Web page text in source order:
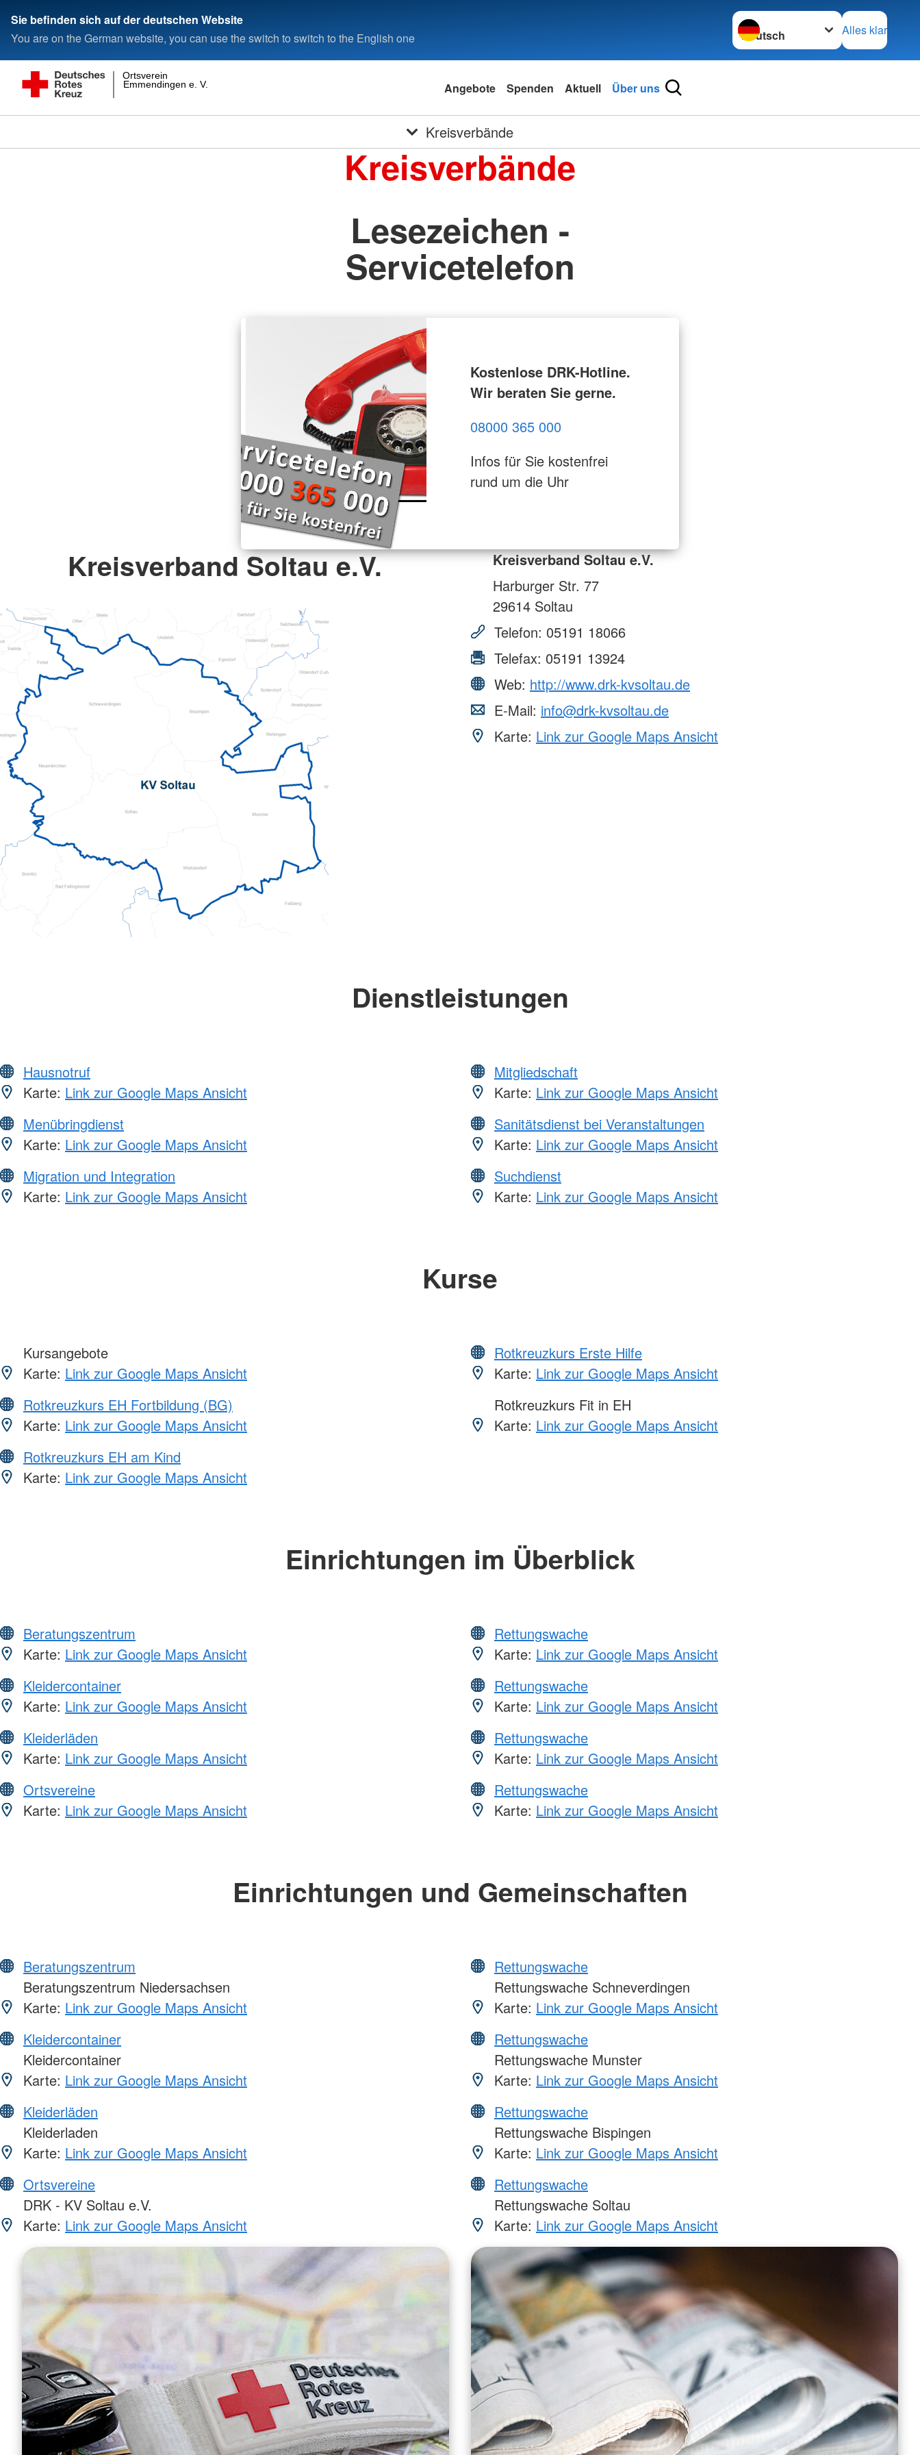
Sie befinden sich auf der deutschen Website
You are on the German website, you can use the switch to switch to the English one
Sprache wechseln zu
Alles klar
Emmendingen e. V.
Ortsverein
Angebote Spenden Aktuell Über uns
Kreisverbände
Kreisverbände
Lesezeichen -
Servicetelefon
Kostenlose DRK-Hotline.
Wir beraten Sie gerne.
08000 365 000
Infos für Sie kostenfrei
rund um die Uhr
Kreisverband Soltau e.V.
Kreisverband Soltau e.V.
Harburger Str. 77
29614 Soltau
Telefon: 05191 18066
Telefax: 05191 13924
Web: http://www.drk-kvsoltau.de
E-Mail: info@drk-kvsoltau.de
Karte: Link zur Google Maps Ansicht
Dienstleistungen
Hausnotruf
Karte: Link zur Google Maps Ansicht
Menübringdienst
Karte: Link zur Google Maps Ansicht
Migration und Integration
Karte: Link zur Google Maps Ansicht
Mitgliedschaft
Karte: Link zur Google Maps Ansicht
Sanitätsdienst bei Veranstaltungen
Karte: Link zur Google Maps Ansicht
Suchdienst
Karte: Link zur Google Maps Ansicht
Kurse
Kursangebote
Karte: Link zur Google Maps Ansicht
Rotkreuzkurs EH Fortbildung (BG)
Karte: Link zur Google Maps Ansicht
Rotkreuzkurs EH am Kind
Karte: Link zur Google Maps Ansicht
Rotkreuzkurs Erste Hilfe
Karte: Link zur Google Maps Ansicht
Rotkreuzkurs Fit in EH
Karte: Link zur Google Maps Ansicht
Einrichtungen im Überblick
Beratungszentrum
Karte: Link zur Google Maps Ansicht
Kleidercontainer
Karte: Link zur Google Maps Ansicht
Kleiderläden
Karte: Link zur Google Maps Ansicht
Ortsvereine
Karte: Link zur Google Maps Ansicht
Rettungswache
Karte: Link zur Google Maps Ansicht
Rettungswache
Karte: Link zur Google Maps Ansicht
Rettungswache
Karte: Link zur Google Maps Ansicht
Rettungswache
Karte: Link zur Google Maps Ansicht
Einrichtungen und Gemeinschaften
Beratungszentrum
Beratungszentrum Niedersachsen
Karte: Link zur Google Maps Ansicht
Kleidercontainer
Kleidercontainer
Karte: Link zur Google Maps Ansicht
Kleiderläden
Kleiderladen
Karte: Link zur Google Maps Ansicht
Ortsvereine
DRK - KV Soltau e.V.
Karte: Link zur Google Maps Ansicht
Rettungswache
Rettungswache Schneverdingen
Karte: Link zur Google Maps Ansicht
Rettungswache
Rettungswache Munster
Karte: Link zur Google Maps Ansicht
Rettungswache
Rettungswache Bispingen
Karte: Link zur Google Maps Ansicht
Rettungswache
Rettungswache Soltau
Karte: Link zur Google Maps Ansicht